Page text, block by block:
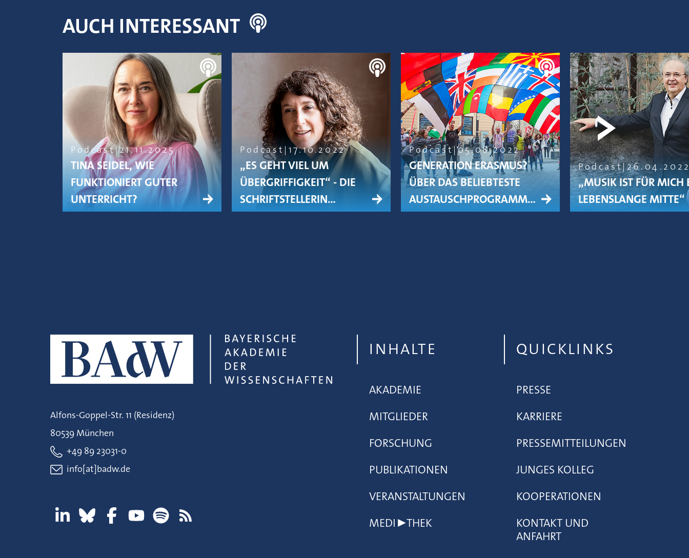
AUCH INTERESSANT
Podcast 21.11.2025
TINA SEIDEL, WIE
FUNKTIONIERT GUTER
UNTERRICHT?
Podcast 17.10.2022
„ES GEHT VIEL UM
ÜBERGRIFFIGKEIT“ - DIE
SCHRIFTSTELLERIN…
Podcast 05.08.2022
GENERATION ERASMUS?
ÜBER DAS BELIEBTESTE
AUSTAUSCHPROGRAMM…
Podcast
„MUSIK IST FÜR MICH
LEBENSLANGE MITTE“
Alfons-Goppel-Str. 11 (Residenz)
80539 München
+49 89 23031-0
info[at]badw.de
INHALTE
AKADEMIE
MITGLIEDER
FORSCHUNG
PUBLIKATIONEN
VERANSTALTUNGEN
MEDI▶THEK
QUICKLINKS
PRESSE
KARRIERE
PRESSEMITTEILUNGEN
JUNGES KOLLEG
KOOPERATIONEN
KONTAKT UND
ANFAHRT